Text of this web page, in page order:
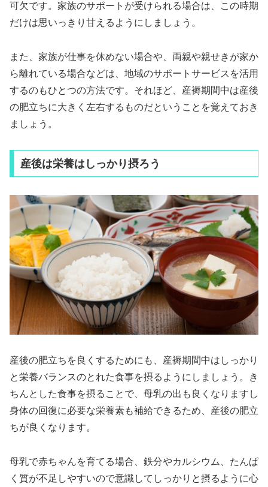
可欠です。家族のサポートが受けられる場合は、この時期
だけは思いっきり甘えるようにしましょう。
また、家族が仕事を休めない場合や、両親や親せきが家か
ら離れている場合などは、地域のサポートサービスを活用
するのもひとつの方法です。それほど、産褥期間中は産後
の肥立ちに大きく左右するものだということを覚えておき
ましょう。
産後は栄養はしっかり摂ろう
産後の肥立ちを良くするためにも、産褥期間中はしっかり
と栄養バランスのとれた食事を摂るようにしましょう。き
ちんとした食事を摂ることで、母乳の出も良くなりますし
身体の回復に必要な栄養素も補給できるため、産後の肥立
ちが良くなります。
母乳で赤ちゃんを育てる場合、鉄分やカルシウム、たんぱ
く質が不足しやすいので意識してしっかりと摂るように心